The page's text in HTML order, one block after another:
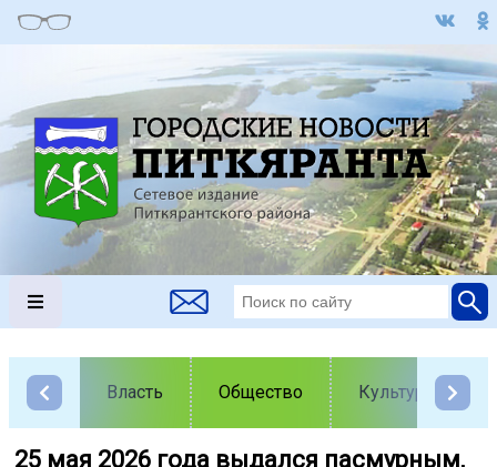
Власть Общество Культура
️ 25 мая 2026 года выдался пасмурным,